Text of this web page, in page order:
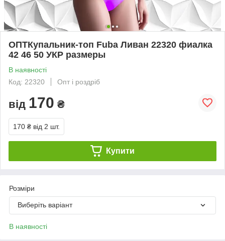
ОПТКупальник-топ Fuba Ливан 22320 фиалка
42 46 50 УКР размеры
В наявності
Код: 22320
Опт і роздріб
від 170 ₴
170 ₴ від 2 шт.
Купити
Розміри
Виберіть варіант
В наявності